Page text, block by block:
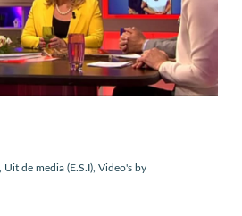
Uit de media (E.S.I), Video'sby